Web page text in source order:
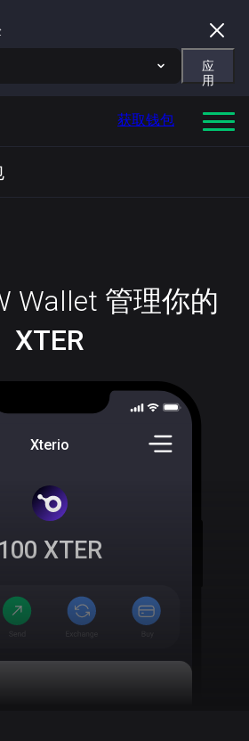
应
用
获取钱包
Wallet 管理你的
XTER
Xterio
100 XTER